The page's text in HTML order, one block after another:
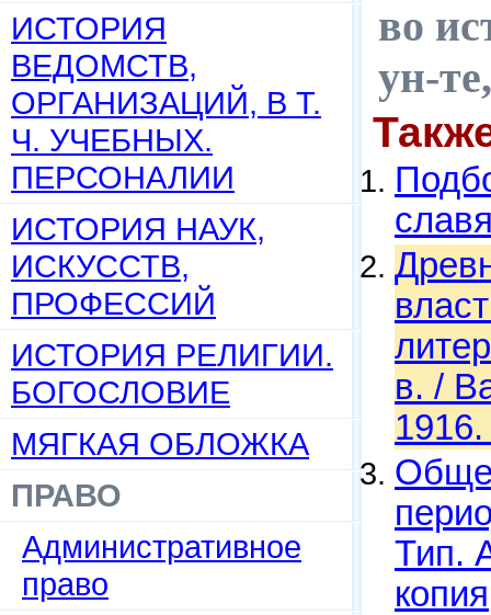
ИСТОРИЯ
ВЕДОМСТВ,
ОРГАНИЗАЦИЙ, В Т.
Ч. УЧЕБНЫХ.
ПЕРСОНАЛИИ
ИСТОРИЯ НАУК,
ИСКУССТВ,
ПРОФЕССИЙ
ИСТОРИЯ РЕЛИГИИ.
БОГОСЛОВИЕ
МЯГКАЯ ОБЛОЖКА
ПРАВО
Административное
право
во
ун-
в. /
Тип.
копия